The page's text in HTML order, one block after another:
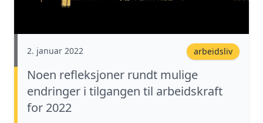
2. januar 2022 arbeidsliv
Noen refleksjoner rundt mulige
endringer i tilgangen til arbeidskraft
for 2022